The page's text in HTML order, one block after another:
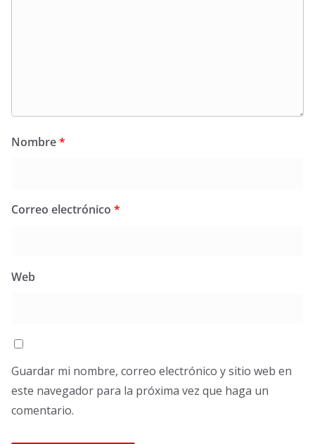
Nombre*
Correo electrónico *
Web
Guardar mi nombre, correo electrónico y sitio web en
este navegador para la próxima vez que haga un
comentario.